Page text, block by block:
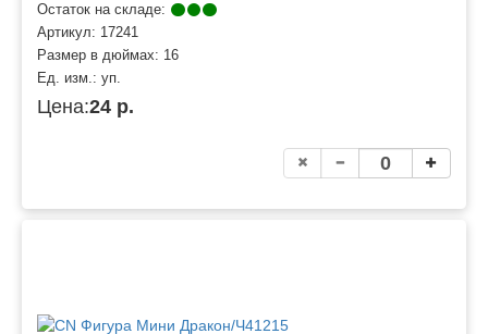
Остаток на складе:
Артикул: 17241
Размер в дюймах: 16
Ед. изм.: уп.
Цена:24 р.